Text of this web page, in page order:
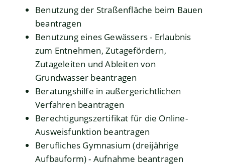
Benutzung der Straßenfläche beim Bauen
beantragen
Benutzung eines Gewässers - Erlaubnis
zum Entnehmen, Zutagefördern,
Zutageleiten und Ableiten von
Grundwasser beantragen
Beratungshilfe in außergerichtlichen
Verfahren beantragen
Berechtigungszertifikat für die Online-
Ausweisfunktion beantragen
Berufliches Gymnasium (dreijährige
Aufbauform) - Aufnahme beantragen